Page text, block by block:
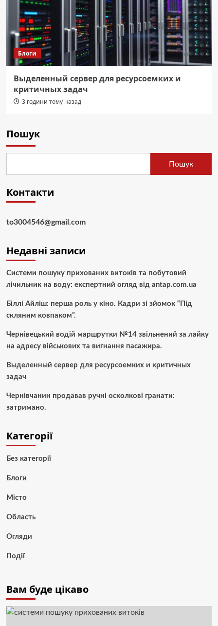
Блоги
Выделенный сервер для ресурсоемких и
критичных задач
3 години тому назад
Пошук
Пошук
Контакти
to3004546@gmail.com
Недавні записи
Системи пошуку прихованих витоків та побутовий
лічильник на воду: експертний огляд від antap.com.ua
Біллі Айліш: перша роль у кіно. Кадри зі зйомок “Під
скляним ковпаком”.
Чернівецький водій маршрутки №14 звільнений за лайку
на адресу військових та вигнання пасажира.
Выделенный сервер для ресурсоемких и критичных
задач
Чернівчанин продавав ручні осколкові гранати:
затримано.
Категорії
Без категорії
Блоги
Місто
Область
Огляди
Події
Вам буде цікаво